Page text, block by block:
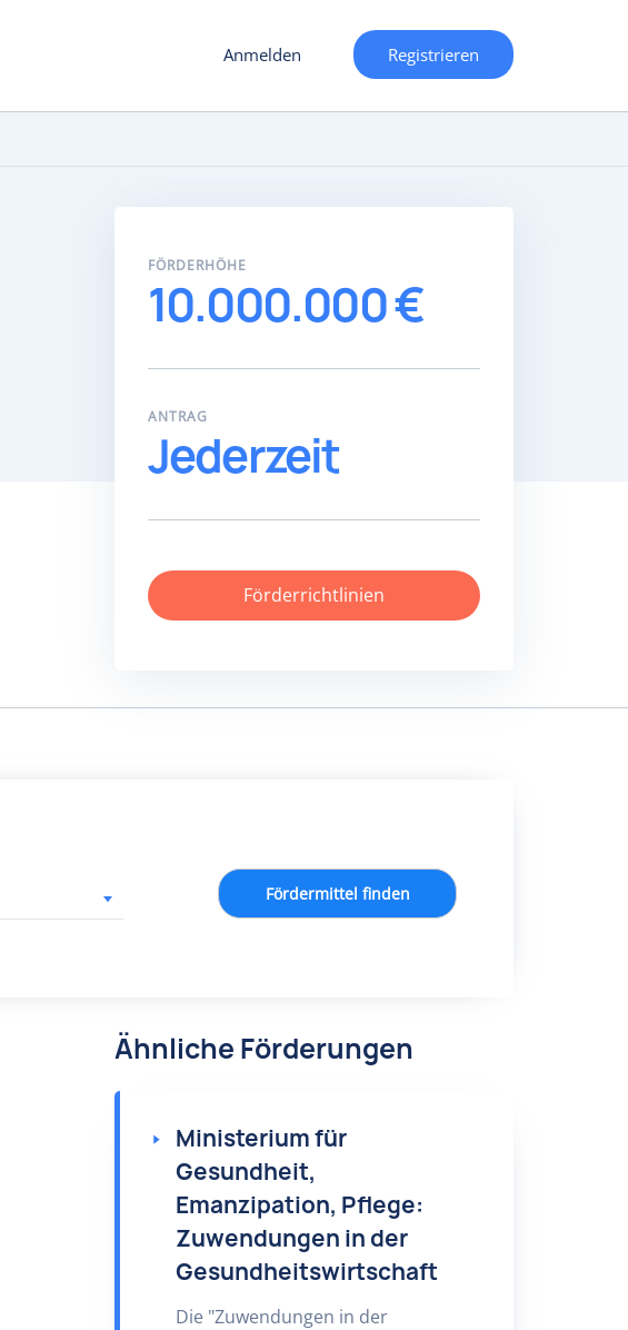
Anmelden Registrieren
FÖRDERHÖHE
10.000.000 €
ANTRAG
Jederzeit
Förderrichtlinien
Fördermittel finden
Ähnliche Förderungen
Ministerium für
Gesundheit,
Emanzipation, Pflege:
Zuwendungen in der
Gesundheitswirtschaft
Die "Zuwendungen in der